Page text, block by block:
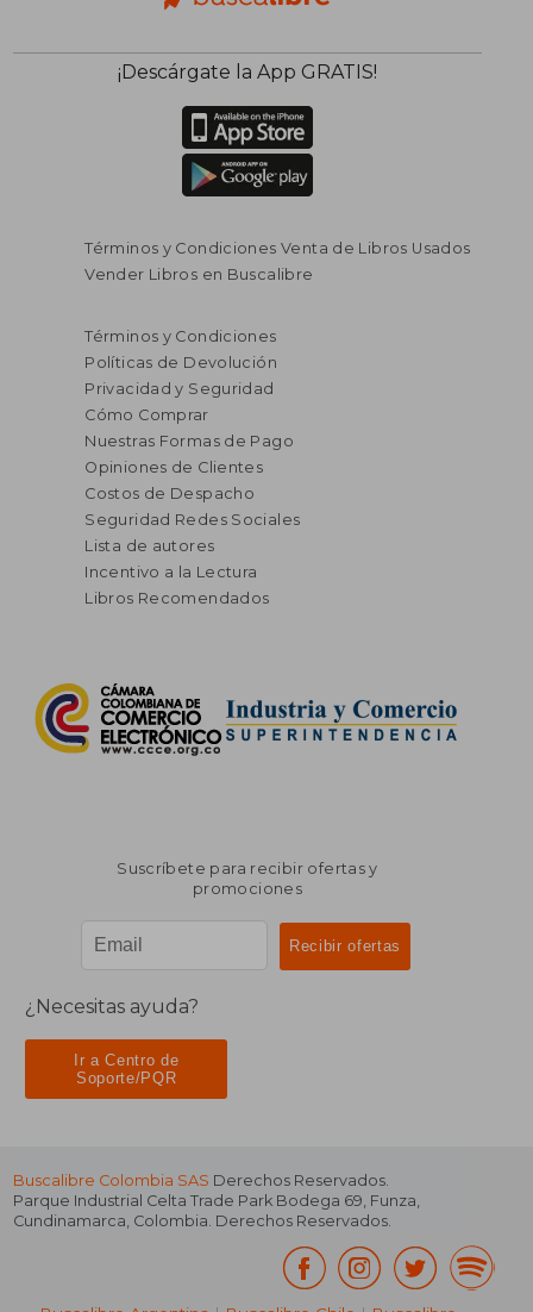
¡Descárgate la App GRATIS!
Términos y Condiciones Venta de Libros Usados
Vender Libros en Buscalibre
Términos y Condiciones
Políticas de Devolución
Privacidad y Seguridad
Cómo Comprar
Nuestras Formas de Pago
Opiniones de Clientes
Costos de Despacho
Seguridad Redes Sociales
Lista de autores
Incentivo a la Lectura
Libros Recomendados
Suscríbete para recibir ofertas y
promociones
¿Necesitas ayuda?
Ir a Centro de
Soporte/PQR
Buscalibre Colombia SAS Derechos Reservados.
Parque Industrial Celta Trade Park Bodega 69, Funza,
Cundinamarca, Colombia. Derechos Reservados.